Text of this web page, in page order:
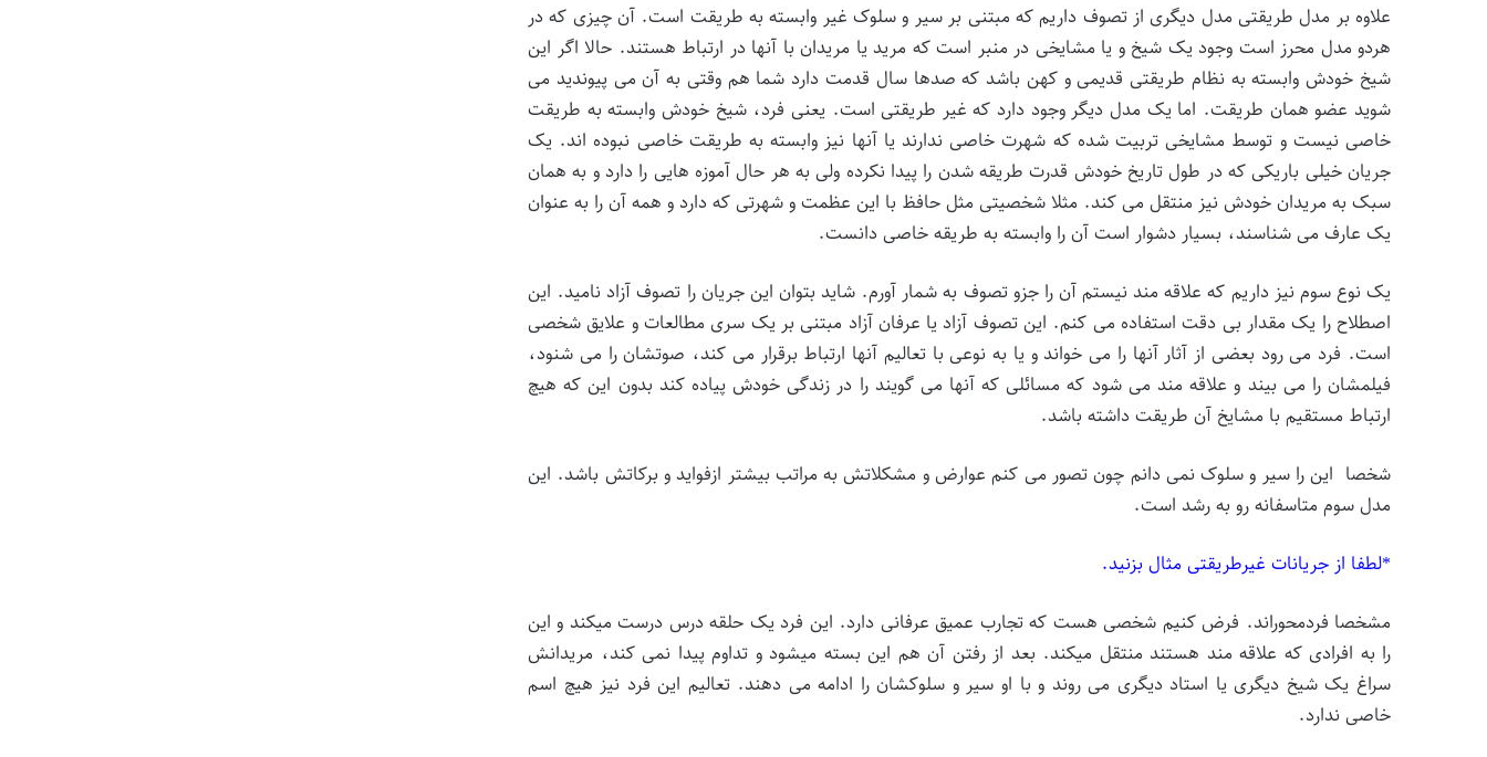
علاوه بر مدل طریقتی مدل دیگری از تصوف داریم که مبتنی بر سیر و سلوک غیر وابسته به طریقت است. آن چیزی که در
هردو مدل محرز است وجود یک شیخ و یا مشایخی در منبر است که مرید یا مریدان با آنها در ارتباط هستند. حالا اگر این
شیخ خودش وابسته به نظام طریقتی قدیمی و کهن باشد که صدها سال قدمت دارد شما هم وقتی به آن می پیوندید می
شوید عضو همان طریقت. اما یک مدل دیگر وجود دارد که غیر طریقتی است. یعنی فرد، شیخ خودش وابسته به طریقت
خاصی نیست و توسط مشایخی تربیت شده که شهرت خاصی ندارند یا آنها نیز وابسته به طریقت خاصی نبوده اند. یک
جریان خیلی باریکی که در طول تاریخ خودش قدرت طریقه شدن را پیدا نکرده ولی به هر حال آموزه هایی را دارد و به همان
سبک به مریدان خودش نیز منتقل می کند. مثلا شخصیتی مثل حافظ با این عظمت و شهرتی که دارد و همه آن را به عنوان
یک عارف می شناسند، بسیار دشوار است آن را وابسته به طریقه خاصی دانست.
یک نوع سوم نیز داریم که علاقه مند نیستم آن را جزو تصوف به شمار آورم. شاید بتوان این جریان را تصوف آزاد نامید. این
اصطلاح را یک مقدار بی دقت استفاده می کنم. این تصوف آزاد یا عرفان آزاد مبتنی بر یک سری مطالعات و علایق شخصی
است. فرد می رود بعضی از آثار آنها را می خواند و یا به نوعی با تعالیم آنها ارتباط برقرار می کند، صوتشان را می شنود،
فیلمشان را می بیند و علاقه مند می شود که مسائلی که آنها می گویند را در زندگی خودش پیاده کند بدون این که هیچ
ارتباط مستقیم با مشایخ آن طریقت داشته باشد.
شخصا این را سیر و سلوک نمی دانم چون تصور می کنم عوارض و مشکلاتش به مراتب بیشتر ازفواید و برکاتش باشد. این
مدل سوم متاسفانه رو به رشد است.
*لطفا از جریانات غیرطریقتی مثال بزنید.
مشخصا فردمحوراند. فرض کنیم شخصی هست که تجارب عمیق عرفانی دارد. این فرد یک حلقه درس درست میکند و این
را به افرادی که علاقه مند هستند منتقل میکند. بعد از رفتن آن هم این بسته میشود و تداوم پیدا نمی کند، مریدانش
سراغ یک شیخ دیگری یا استاد دیگری می روند و با او سیر و سلوکشان را ادامه می دهند. تعالیم این فرد نیز هیچ اسم
خاصی ندارد.